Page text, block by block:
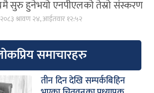
सुरु हुनेभयो एनपीएलको तेस्रो संस्करण
२०८३ श्रावण २४, आईतवार १२:५२
समाचारहरु
तीन दिन देखि सम्पर्कबिहिन